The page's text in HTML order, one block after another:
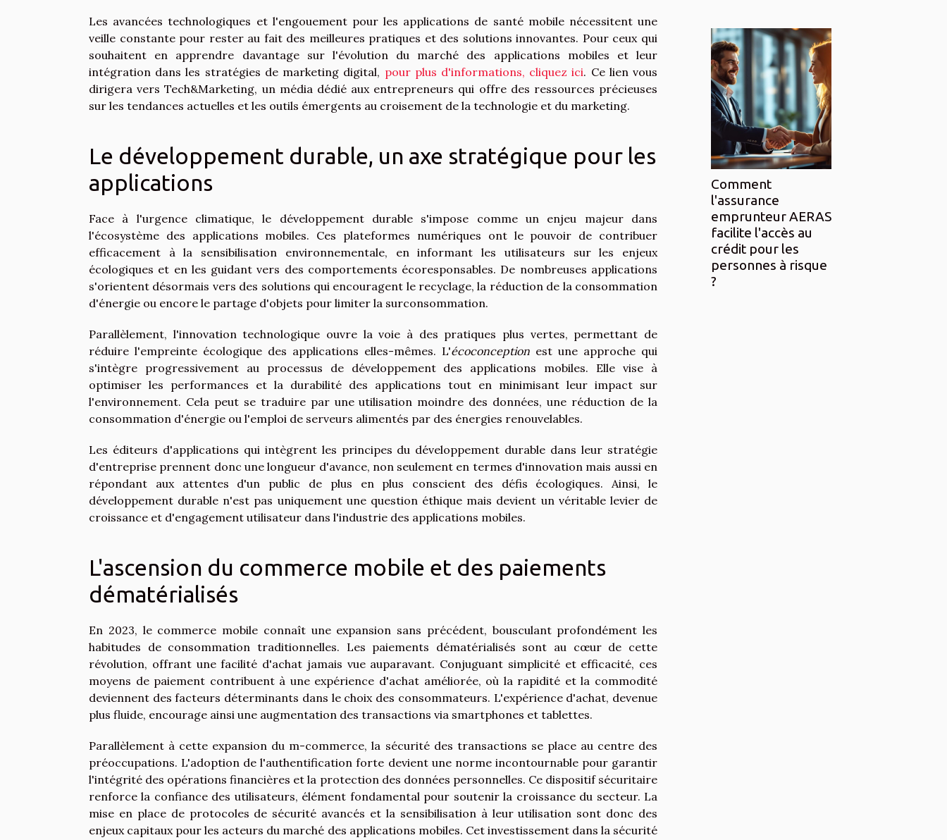
Les avancées technologiques et l'engouement pour les applications de santé mobile nécessitent une
veille constante pour rester au fait des meilleures pratiques et des solutions innovantes. Pour ceux qui
souhaitent en apprendre davantage sur l'évolution du marché des applications mobiles et leur
intégration dans les stratégies de marketing digital, pour plus d'informations, cliquez ici. Ce lien vous
dirigera vers Tech&Marketing, un média dédié aux entrepreneurs qui offre des ressources précieuses
sur les tendances actuelles et les outils émergents au croisement de la technologie et du marketing.
Le développement durable, un axe stratégique pour les
applications
Face à l'urgence climatique, le développement durable s'impose comme un enjeu majeur dans
l'écosystème des applications mobiles. Ces plateformes numériques ont le pouvoir de contribuer
efficacement à la sensibilisation environnementale, en informant les utilisateurs sur les enjeux
écologiques et en les guidant vers des comportements écoresponsables. De nombreuses applications
s'orientent désormais vers des solutions qui encouragent le recyclage, la réduction de la consommation
d'énergie ou encore le partage d'objets pour limiter la surconsommation.
Parallèlement, l'innovation technologique ouvre la voie à des pratiques plus vertes, permettant de
réduire l'empreinte écologique des applications elles-mêmes. L'écoconception est une approche qui
s'intègre progressivement au processus de développement des applications mobiles. Elle vise à
optimiser les performances et la durabilité des applications tout en minimisant leur impact sur
l'environnement. Cela peut se traduire par une utilisation moindre des données, une réduction de la
consommation d'énergie ou l'emploi de serveurs alimentés par des énergies renouvelables.
Les éditeurs d'applications qui intègrent les principes du développement durable dans leur stratégie
d'entreprise prennent donc une longueur d'avance, non seulement en termes d'innovation mais aussi en
répondant aux attentes d'un public de plus en plus conscient des défis écologiques. Ainsi, le
développement durable n'est pas uniquement une question éthique mais devient un véritable levier de
croissance et d'engagement utilisateur dans l'industrie des applications mobiles.
L'ascension du commerce mobile et des paiements
dématérialisés
En 2023, le commerce mobile connaît une expansion sans précédent, bousculant profondément les
habitudes de consommation traditionnelles. Les paiements dématérialisés sont au cœur de cette
révolution, offrant une facilité d'achat jamais vue auparavant. Conjuguant simplicité et efficacité, ces
moyens de paiement contribuent à une expérience d'achat améliorée, où la rapidité et la commodité
deviennent des facteurs déterminants dans le choix des consommateurs. L'expérience d'achat, devenue
plus fluide, encourage ainsi une augmentation des transactions via smartphones et tablettes.
Parallèlement à cette expansion du m-commerce, la sécurité des transactions se place au centre des
préoccupations. L'adoption de l'authentification forte devient une norme incontournable pour garantir
l'intégrité des opérations financières et la protection des données personnelles. Ce dispositif sécuritaire
renforce la confiance des utilisateurs, élément fondamental pour soutenir la croissance du secteur. La
mise en place de protocoles de sécurité avancés et la sensibilisation à leur utilisation sont donc des
enjeux capitaux pour les acteurs du marché des applications mobiles. Cet investissement dans la sécurité
Comment
l'assurance
emprunteur AERAS
facilite l'accès au
crédit pour les
personnes à risque
?